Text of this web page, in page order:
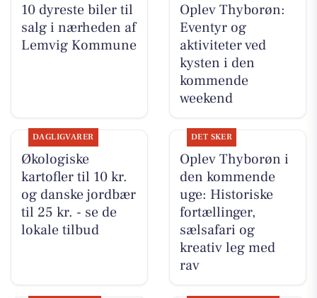
10 dyreste biler til
salg i nærheden af
Lemvig Kommune
Oplev Thyborøn:
Eventyr og
aktiviteter ved
kysten i den
kommende
weekend
DAGLIGVARER
Økologiske
kartofler til 10 kr.
og danske jordbær
til 25 kr. - se de
lokale tilbud
DET SKER
Oplev Thyborøn i
den kommende
uge: Historiske
fortællinger,
sælsafari og
kreativ leg med
rav